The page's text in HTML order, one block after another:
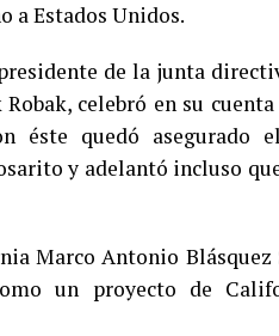
a Estados Unidos.
de la junta
celebró en su
éste quedó asegurado
y adelantó incluso
Marco Antonio
un proyecto de